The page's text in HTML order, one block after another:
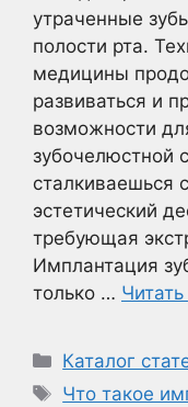
утраченные
полости рта.
медицины
развиваться и
возможности
зубочелюстной
сталкиваешься
эстетический
требующая
Имплантация
только …
Рубрики
Каталог
Метки
Что такое